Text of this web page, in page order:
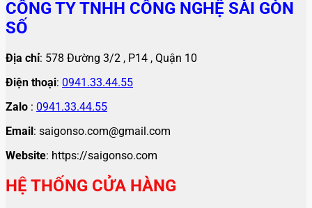
CÔNG TY TNHH CÔNG NGHỆ SÀI GÒN
SỐ
Địa chỉ: 578 Đường 3/2 , P14 , Quận 10
Điện thoại: 0941.33.44.55
Zalo : 0941.33.44.55
Email: saigonso.com@gmail.com
Website: https://saigonso.com
HỆ THỐNG CỬA HÀNG